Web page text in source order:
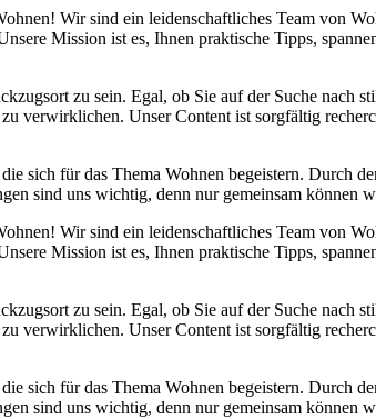
Wir sind ein leidenschaftliches Team von
Mission ist es, Ihnen praktische Tipps,
zu sein. Egal, ob Sie auf der Suche nach
verwirklichen. Unser Content ist sorgfältig
sich für das Thema Wohnen begeistern. Durch
sind uns wichtig, denn nur gemeinsam können
Wir sind ein leidenschaftliches Team von
Mission ist es, Ihnen praktische Tipps,
zu sein. Egal, ob Sie auf der Suche nach
verwirklichen. Unser Content ist sorgfältig
sich für das Thema Wohnen begeistern. Durch
sind uns wichtig, denn nur gemeinsam können